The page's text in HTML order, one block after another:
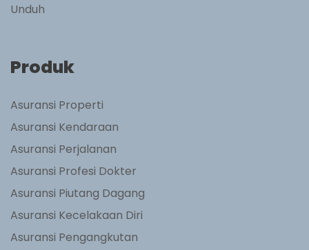
Unduh
Produk
Asuransi Properti
Asuransi Kendaraan
Asuransi Perjalanan
Asuransi Profesi Dokter
Asuransi Piutang Dagang
Asuransi Kecelakaan Diri
Asuransi Pengangkutan